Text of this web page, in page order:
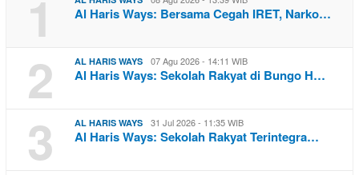
1 Al Haris Ways: Bersama Cegah IRET, Narko…
2 AL HARIS WAYS 07 Agu 2026 - 14:11 WIB
Al Haris Ways: Sekolah Rakyat di Bungo H…
3 AL HARIS WAYS 31 Jul 2026 - 11:35 WIB
Al Haris Ways: Sekolah Rakyat Terintegra…